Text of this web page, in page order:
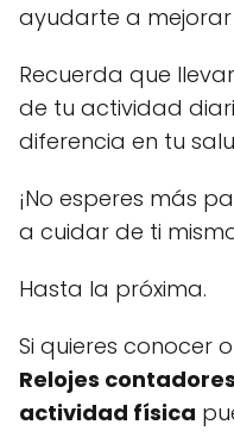
ayudarte a
Recuerda que
de tu actividad
diferencia en tu
¡No esperes más
a cuidar de ti
Hasta la próxima.
Si quieres conocer
Relojes
actividad física